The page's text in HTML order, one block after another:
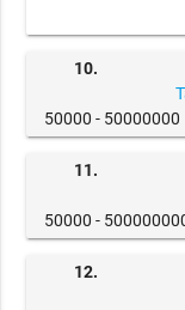
10.
50000 - 50000000
11.
50000 -
12.